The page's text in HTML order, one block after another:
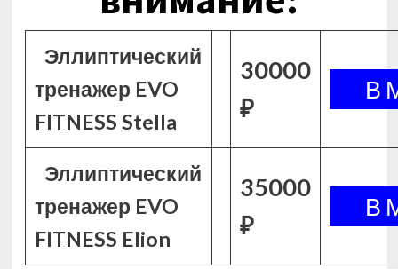
Эллиптический
тренажер EVO
FITNESS Stella
30000
₽
Эллиптический
тренажер EVO
FITNESS Elion
35000
₽